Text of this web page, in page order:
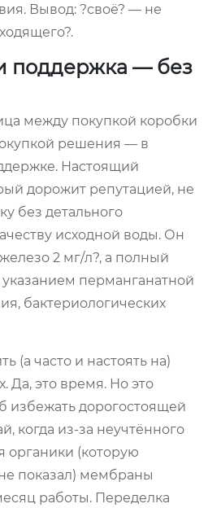
Вывод: ?своё? — не
поддержка — без
между покупкой коробки
решения — в
Настоящий
дорожит репутацией, не
без детального
исходной воды. Он
2 мг/л?, а полный
перманганатной
бактериологических
(а часто и настоять на)
Да, это время. Но это
избежать дорогостоящей
когда из-за неучтённого
органики (которую
показал) мембраны
работы. Переделка